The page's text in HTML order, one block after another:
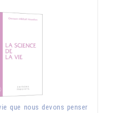
que nous devons penser